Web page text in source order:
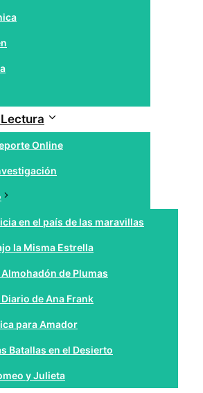
Online
en el país de las maravillas
la Misma Estrella
Almohadón de Plumas
Diario de Ana Frank
para Amador
Batallas en el Desierto
y Julieta